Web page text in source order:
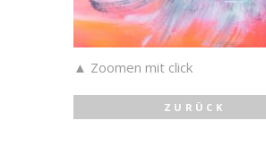
▲ Zoomen mit click
ZURÜCK